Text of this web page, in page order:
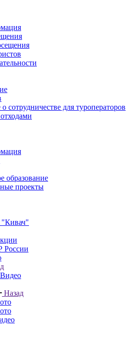
сотрудничестве для туроператоров
образование
проекты
России
Назад